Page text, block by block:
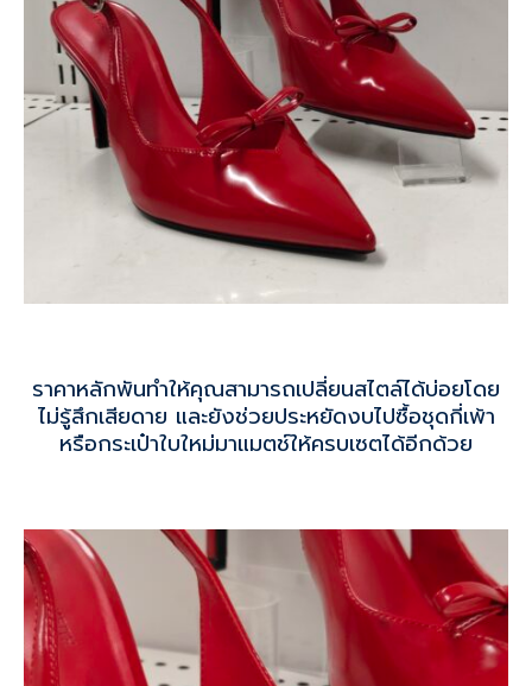
ราคาหลักพันทำให้คุณสามารถเปลี่ยนสไตล์ได้บ่อยโดย
ไม่รู้สึกเสียดาย และยังช่วยประหยัดงบไปซื้อชุดกี่เพ้า
หรือกระเป๋าใบใหม่มาแมตช์ให้ครบเซตได้อีกด้วย